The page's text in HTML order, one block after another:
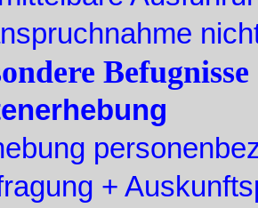
Befugnisse
+